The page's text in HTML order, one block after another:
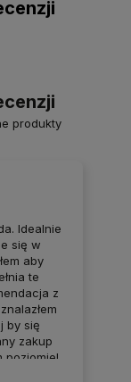
produkty
Idealnie
się w
aby
te
z
by się
zakup
poziomie!